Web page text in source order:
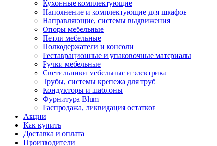
Кухонные комплектующие
Наполнение и комплектующие для шкафов
Направляющие, системы выдвижения
Опоры мебельные
Петли мебельные
Полкодержатели и консоли
Реставрационные и упаковочные материалы
Ручки мебельные
Светильники мебельные и электрика
Трубы, системы крепежа для труб
Кондукторы и шаблоны
Фурнитура Blum
Распродажа, ликвидация остатков
Акции
Как купить
Доставка и оплата
Производители